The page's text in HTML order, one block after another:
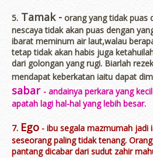
5. Tamak - orang yang tidak puas
nescaya tidak akan puas dengan
ibarat meminum air laut,walau
tetap tidak akan habis juga
dari golongan yang rugi. Biarlah
mendapat keberkatan iaitu dapat
sabar - andainya perkara yang
apatah lagi hal-hal yang lebih besar.
7. Ego - ibu segala mazmumah jadi
seseorang paling tidak tenang.
pantang dicabar dari sudut zahir